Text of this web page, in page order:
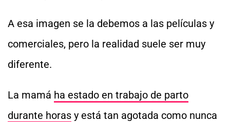
A esa imagen se la debemos a las películas y
comerciales, pero la realidad suele ser muy
diferente.
La mamá ha estado en trabajo de parto
durante horas y está tan agotada como nunca